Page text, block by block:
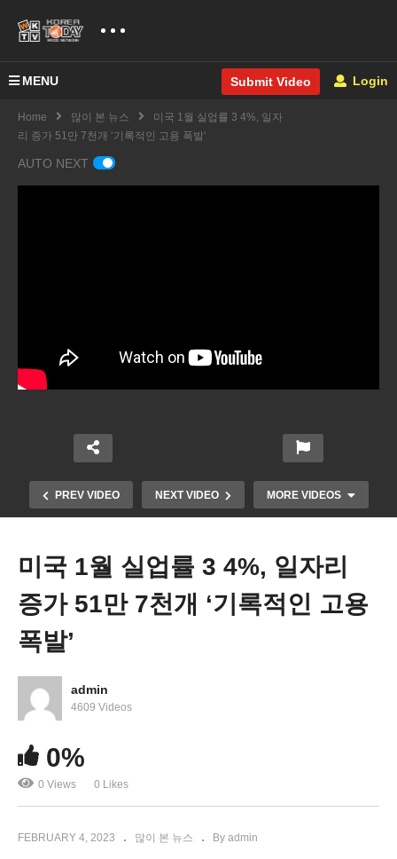
MENU Submit Video Login
Home 많이 본 뉴스
미국 1월 실업률 3 4%, 일자
리 증가 51만 7천개 ‘기록적인 고용 폭발’
AUTO NEXT
PREV VIDEO NEXT VIDEO MORE VIDEOS
미국 신용카드 사용 빚 9306억달러로 급증
미국 1월 실업률 3 4%, 일자리
증가 51만 7천개 ‘기록적인 고용
폭발’
admin
4609 Videos
0%
0 Views 0 Likes
FEBRUARY 4, 2023 많이 본 뉴스 By admin